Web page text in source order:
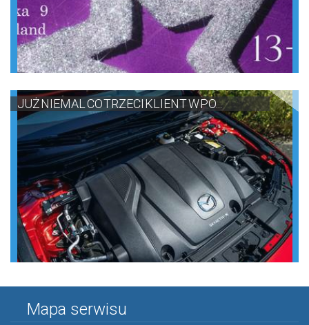
JUŻ NIEMAL CO TRZECI KLIENT W PO...
Mapa serwisu